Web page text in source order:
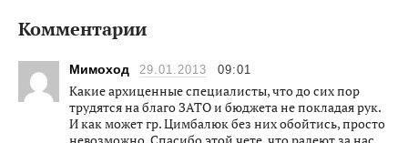
Комментарии
Мимоход 29.01.2013 09:01
Какие архиценные специалисты, что до сих пор
трудятся на благо ЗАТО и бюджета не покладая рук.
И как может гр. Цимбалюк без них обойтись, просто
невозможно. Спасибо этой чете, что радеют за нас